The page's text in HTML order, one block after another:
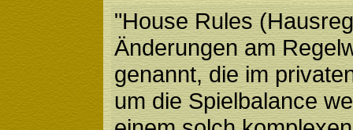
"House Rules
Änderungen am
genannt, die im
um die Spielbalance